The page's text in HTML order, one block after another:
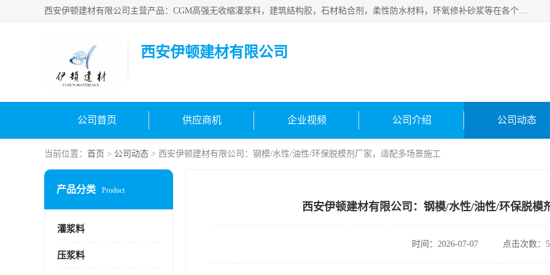
西安伊顿建材有限公司主营产品：CGM高强无收缩灌浆料，建筑结构胶，石材粘合剂，柔性防水材料，环氧修补砂浆等在各个行业得到了客户认可。
西安伊顿建材有限公司
公司首页 供应商机 企业视频 公司介绍 公司动态
当前位置： 首页 > 公司动态 > 西安伊顿建材有限公司：钢模/水性/油性/环保脱模剂厂家，适配多场景施工
产品分类 Product
灌浆料
压浆料
西安伊顿建材有限公司：钢模/水性/油性/环保脱模
时间：2026-07-07 点击次数：